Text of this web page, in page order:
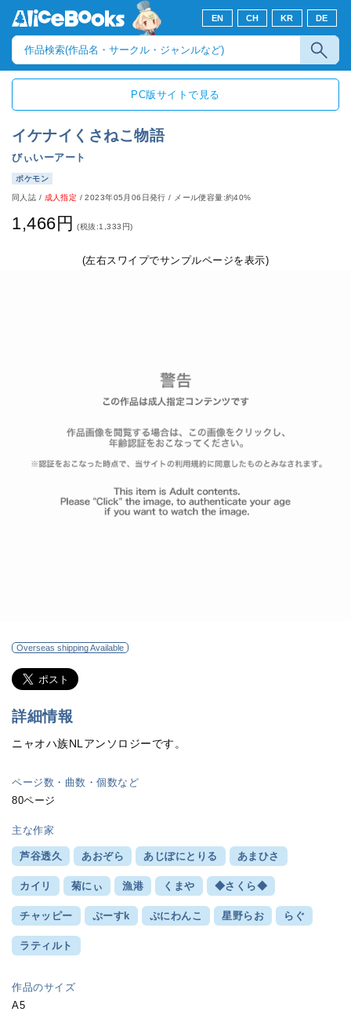
EN CH KR DE
PC版サイトで見る
イケナイくさねこ物語
びぃいーアート
ポケモン
同人誌 / 成人指定 /2023年05月06日発行 / メール便容量:約40%
1,466円 (税抜:1,333円)
(左右スワイプでサンプルページを表示)
Overseas shipping Available
詳細情報
ニャオハ族NLアンソロジーです。
ページ数・曲数・個数など
80ページ
主な作家
芦谷透久 あおぞら あじぽにとりる あまひさ
カイリ 菊にぃ 漁港 くまや ◆さくら◆
チャッピー ぷーすk ぷにわんこ 星野らお らぐ
ラティルト
作品のサイズ
A5